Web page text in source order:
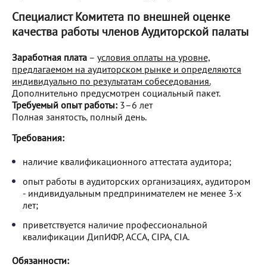
Специалист Комитета по внешней оценке
качества работы членов Аудиторской палаты
Заработная плата – условия оплаты на уровне,
предлагаемом на аудиторском рынке и определяются
индивидуально по результатам собеседования.
Дополнительно предусмотрен социальный пакет.
Требуемый опыт работы: 3–6 лет
Полная занятость, полный день.
Требования:
наличие квалификационного аттестата аудитора;
опыт работы в аудиторских организациях, аудитором
- индивидуальным предпринимателем не менее 3-х
лет;
приветствуется наличие профессиональной
квалификации ДипИФР, АССА, CIPA, CIA.
Обязанности: